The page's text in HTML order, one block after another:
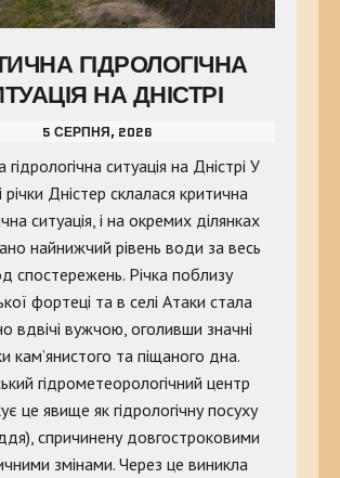
ГІДРОЛОГІЧНА
НА ДНІСТРІ
5 СЕРПНЯ, 2026
ситуація на Дністрі У
річки Дністер склалася критична
ситуація, і на окремих ділянках
найнижчий рівень води за весь
спостережень. Річка поблизу
фортеці та в селі Атаки стала
вдвічі вужчою, оголивши значні
кам’янистого та піщаного дна.
гідрометеорологічний центр
це явище як гідрологічну посуху
спричинену довгостроковими
змінами. Через це виникла